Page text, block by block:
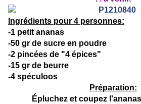
Ingrédients pour 4 personnes:
-1 petit ananas
-50 gr de sucre en poudre
-2 pincées de "4 épices"
-15 gr de beurre
-4 spéculoos
Préparation:
Épluchez et coupez